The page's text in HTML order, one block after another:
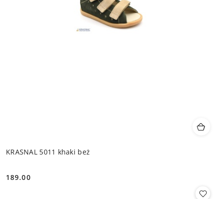
KRASNAL 5011 khaki beż
Cena:
189.00